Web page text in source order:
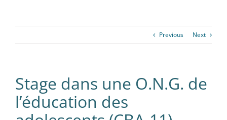
Previous Next
Stage dans une O.N.G. de
l’éducation des